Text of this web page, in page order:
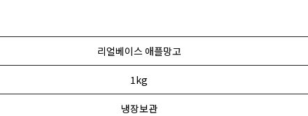
리얼베이스 애플망고
1kg
냉장보관